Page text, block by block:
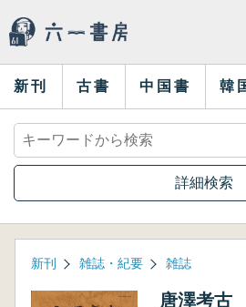
新刊 古書 中国書 韓
詳細検索
新刊 雑誌・紀要 雑誌
唐澤考古